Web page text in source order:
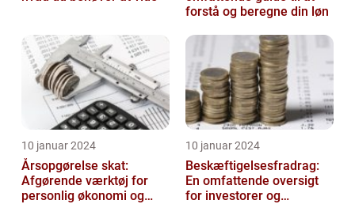
forstå og beregne din løn
10 januar 2024
Årsopgørelse skat:
Afgørende værktøj for
personlig økonomi og
10 januar 2024
Beskæftigelsesfradrag:
En omfattende oversigt
for investorer og